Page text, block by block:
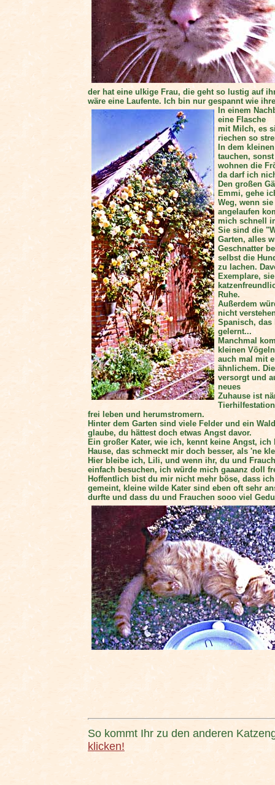
der hat eine ulkige Frau, die geht so lustig auf
wäre eine Laufente. Ich bin nur gespannt wie
In einem
eine Flasche
mit Milch, es
riechen so
In dem
tauchen,
wohnen die
da darf ich
Den großen
Emmi, gehe
Weg, wenn
angelaufen
mich schnell
Sie sind die
Garten, alles
Geschnatter
selbst die
zu lachen.
Exemplare,
Ruhe.
Außerdem
nicht
Spanisch,
gelernt...
Manchmal
kleinen
auch mal mit
ähnlichem.
versorgt und
neues
Zuhause ist
frei leben und herumstromern.
Hinter dem Garten sind viele Felder und ein
glaube, du hättest doch etwas Angst davor.
Ein großer Kater, wie ich, kennt keine Angst,
Hause, das schmeckt mir doch besser, als 'ne
Hier bleibe ich, Lili, und wenn ihr, du und
einfach besuchen, ich würde mich gaaanz doll
Hoffentlich bist du mir nicht mehr böse, dass
gemeint, kleine wilde Kater sind eben oft sehr
durfte und dass du und Frauchen sooo viel
So kommt Ihr zu den anderen
klicken!